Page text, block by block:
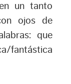
un tanto
ojos de
que
fantástica